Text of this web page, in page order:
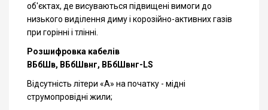
об'єктах, де висуваються підвищені вимоги до
низького виділення диму і корозійно-активних газів
при горінні і тлінні.
Розшифровка кабелів
ВБбШв, ВБбШвнг, ВБбШвнг-LS
Відсутність літери «А» на початку - мідні
струмопровідні жили;